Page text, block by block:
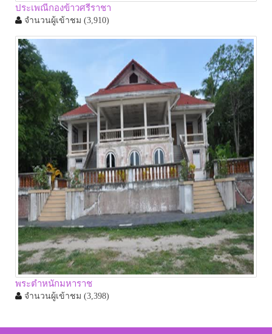
ประเพณีกองข้าวศรีราชา
จำนวนผู้เข้าชม (3,910)
พระตำหนักมหาราช
จำนวนผู้เข้าชม (3,398)